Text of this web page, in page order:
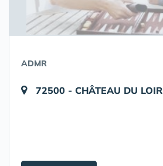
ADMR
72500 - CHÂTEAU DU LOIR